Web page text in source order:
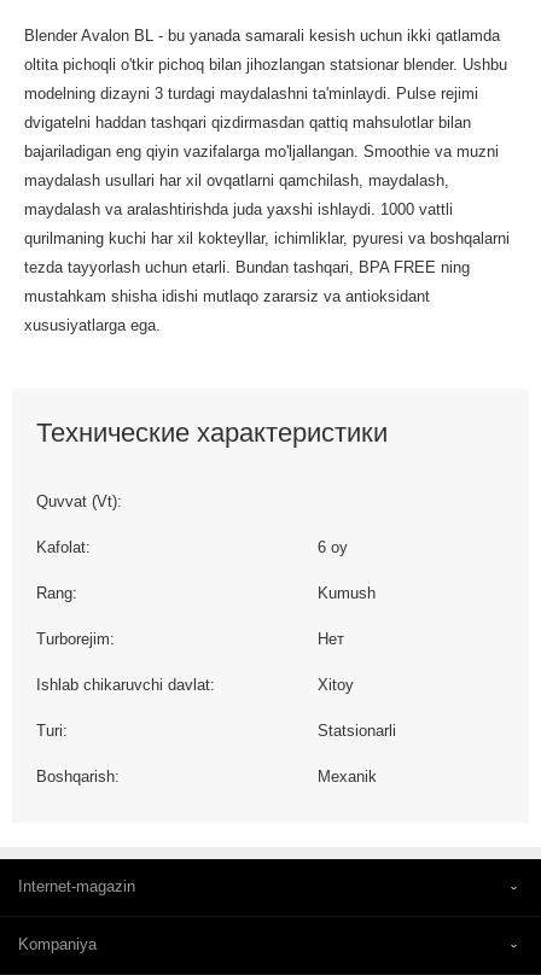
Blender Avalon BL - bu yanada samarali kesish uchun ikki qatlamda
oltita pichoqli o'tkir pichoq bilan jihozlangan statsionar blender. Ushbu
modelning dizayni 3 turdagi maydalashni ta'minlaydi. Pulse rejimi
dvigatelni haddan tashqari qizdirmasdan qattiq mahsulotlar bilan
bajariladigan eng qiyin vazifalarga mo'ljallangan. Smoothie va muzni
maydalash usullari har xil ovqatlarni qamchilash, maydalash,
maydalash va aralashtirishda juda yaxshi ishlaydi. 1000 vattli
qurilmaning kuchi har xil kokteyllar, ichimliklar, pyuresi va boshqalarni
tezda tayyorlash uchun etarli. Bundan tashqari, BPA FREE ning
mustahkam shisha idishi mutlaqo zararsiz va antioksidant
xususiyatlarga ega.
Технические характеристики
Quvvat (Vt):
Kafolat: 6 oy
Rang: Kumush
Turborejim: Нет
Ishlab chikaruvchi davlat: Xitoy
Turi: Statsionarli
Boshqarish: Mexanik
Internet-magazin
Kompaniya